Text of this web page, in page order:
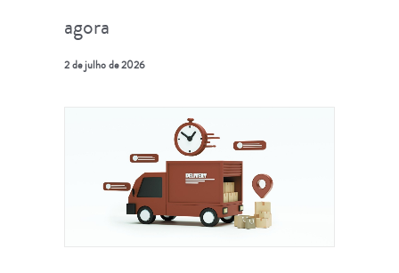
agora
2 de julho de 2026